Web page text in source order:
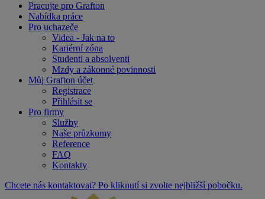
Pracujte pro Grafton
Nabídka práce
Pro uchazeče
Videa - Jak na to
Kariérní zóna
Studenti a absolventi
Mzdy a zákonné povinnosti
Můj Grafton účet
Registrace
Přihlásit se
Pro firmy
Služby
Naše průzkumy
Reference
FAQ
Kontakty
Chcete nás kontaktovat? Po kliknutí si zvolte nejbližší pobočku.